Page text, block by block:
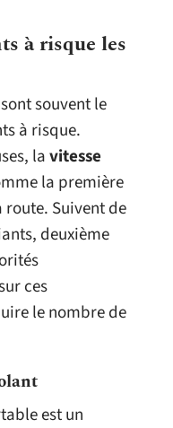
à risque les
souvent le
à risque.
lavitesse
la première
route. Suivent de
deuxième
ces
le nombre de
est un